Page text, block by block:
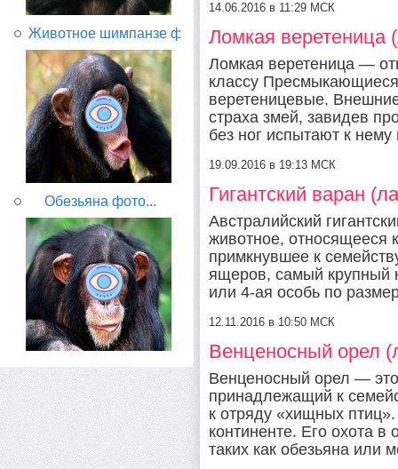
Животное шимпанзе фото...
Обезьяна фото...
14.06.2016 в 11:29 МСК
Ломкая веретеница
Ломкая веретеница —
классу
веретеницевые.
страха змей, завидев
без ног испытают к
19.09.2016 в 19:13 МСК
Гигантский варан
Австралийский
животное, относящееся
примкнувшее к
ящеров, самый крупный
или 4-ая особь по
12.11.2016 в 10:50 МСК
Венценосный орел
Венценосный орел —
принадлежащий к
к отряду «хищных
континенте. Его охота
таких как обезьяна или